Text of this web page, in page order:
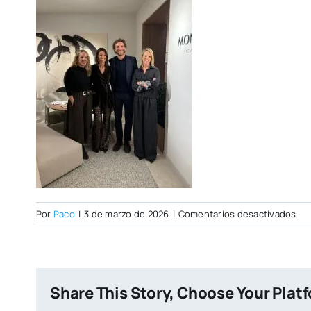
Por Paco | 3 de marzo de 2026 | Comentarios desactivadosen
02
Share This Story, Choose Your